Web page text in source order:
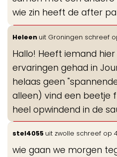
wie zin heeft de after
Heleen uit Groningen schreef
Hallo! Heeft iemand
ervaringen gehad in
helaas geen
alleen) vind een beetje
heel opwindend in de
stel4055 uit zwolle schreef op
wie gaan we morgen